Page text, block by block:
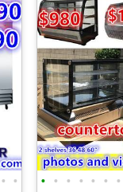
• • • • • • • • •